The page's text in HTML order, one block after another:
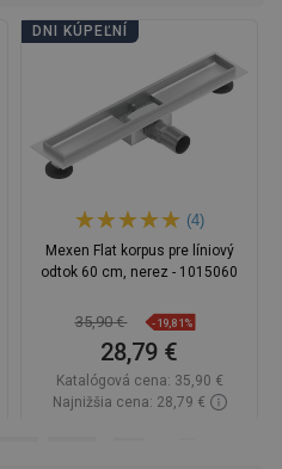
DNI KÚPEĽNÍ
(4)
Mexen Flat korpus pre líniový
odtok 60 cm, nerez - 1015060
35,90 € -19,81%
28,79 €
Katalógová cena: 35,90 €
Najnižšia cena: 28,79 €